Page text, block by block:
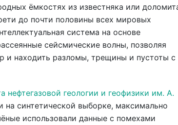
ёмкостях из известняка или
до почти половины всех мировых
система на основе
сейсмические волны, позволяя
и находить разломы, трещины и пустоты с
нефтегазовой геологии и геофизики им. А.
на синтетической выборке, максимально
использовали данные с помехами